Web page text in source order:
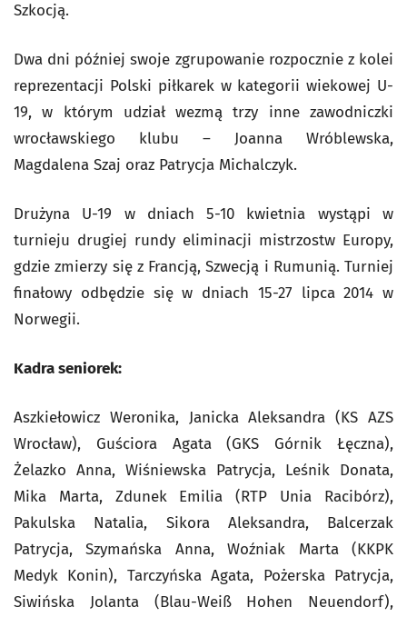
Szkocją.
Dwa dni później swoje zgrupowanie rozpocznie z kolei
reprezentacji Polski piłkarek w kategorii wiekowej U-
19, w którym udział wezmą trzy inne zawodniczki
wrocławskiego klubu – Joanna Wróblewska,
Magdalena Szaj oraz Patrycja Michalczyk.
Drużyna U-19 w dniach 5-10 kwietnia wystąpi w
turnieju drugiej rundy eliminacji mistrzostw Europy,
gdzie zmierzy się z Francją, Szwecją i Rumunią. Turniej
finałowy odbędzie się w dniach 15-27 lipca 2014 w
Norwegii.
Kadra seniorek:
Aszkiełowicz Weronika, Janicka Aleksandra (KS AZS
Wrocław), Guściora Agata (GKS Górnik Łęczna),
Żelazko Anna, Wiśniewska Patrycja, Leśnik Donata,
Mika Marta, Zdunek Emilia (RTP Unia Racibórz),
Pakulska Natalia, Sikora Aleksandra, Balcerzak
Patrycja, Szymańska Anna, Woźniak Marta (KKPK
Medyk Konin), Tarczyńska Agata, Pożerska Patrycja,
Siwińska Jolanta (Blau-Weiß Hohen Neuendorf),